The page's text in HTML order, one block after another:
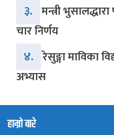
३. मन्त्री
चार निर्णय
४. रेसुङ्गा माविका
अभ्यास
हाम्रो बारे